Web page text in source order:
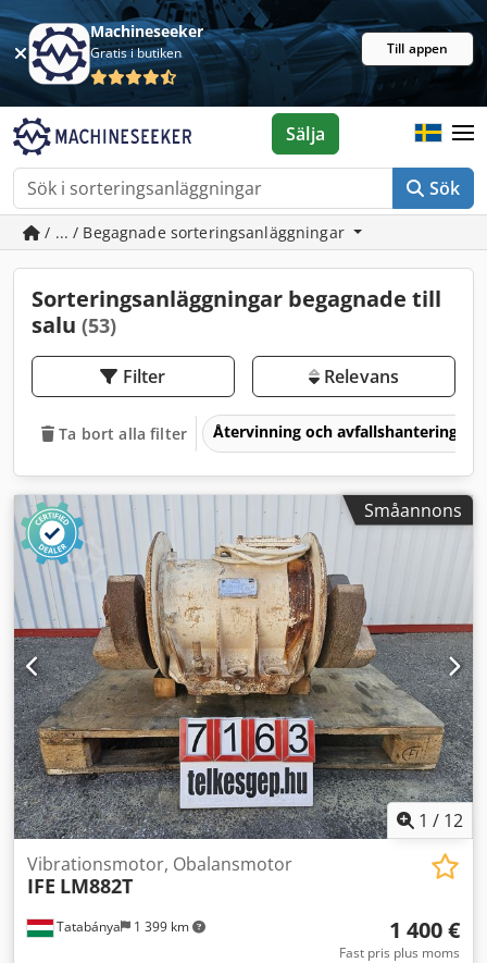
Machineseeker
Gratis i butiken Till appen
Sök
Sälja
/ ... / Begagnade sorteringsanläggningar
Sorteringsanläggningar begagnade till
salu (53)
Filter Relevans
Ta bort alla filter Återvinning och avfallshantering
Småannons
1 / 12
Tatabánya 1 399 km
Vibrationsmotor, Obalansmotor
IFE LM882T
1 400 €
Fast pris plus moms